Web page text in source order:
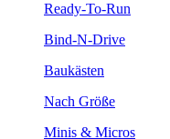
Ready-To-Run
Bind-N-Drive
Baukästen
Nach Größe
Minis & Micros